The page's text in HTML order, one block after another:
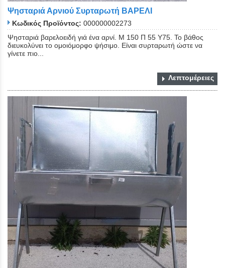
Ψησταριά Αρνιού Συρταρωτή ΒΑΡΕΛΙ
Κωδικός Προϊόντος: 000000002273
Ψησταριά βαρελοειδή γιά ένα αρνί. Μ 150 Π 55 Υ75. Το βάθος
διευκολύνει το ομοιόμορφο ψήσιμο. Είναι συρταρωτή ώστε να
γίνετε πιο...
Λεπτομέρειες